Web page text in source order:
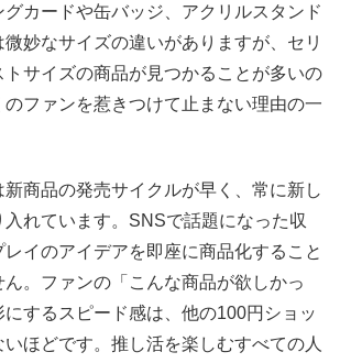
カードや缶バッジ、アクリルスタンド
妙なサイズの違いがありますが、セリ
トサイズの商品が見つかることが多いの
ファンを惹きつけて止まない理由の一
新商品の発売サイクルが早く、常に新し
れています。SNSで話題になった収
イのアイデアを即座に商品化すること
ん。ファンの「こんな商品が欲しかっ
するスピード感は、他の100円ショッ
ほどです。推し活を楽しむすべての人